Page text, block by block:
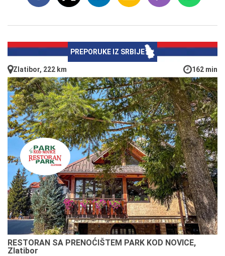
PREPORUKE IZ SRBIJE
Zlatibor, 222 km 162 min
RESTORAN SA PRENOĆIŠTEM PARK KOD NOVICE,
Zlatibor